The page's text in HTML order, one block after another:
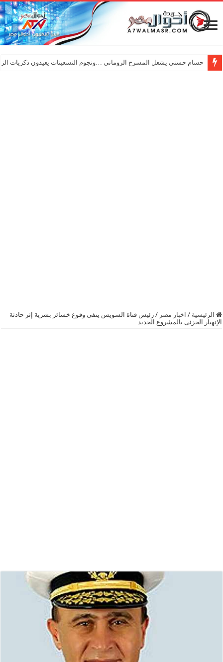
حسام حسني يشعل المسرح الروماني …ونجوم التسعينات يعيدون ذكريات
الرئيسية / اخبار مصر / رئيس ‫‏قناة السويس‬ ينفى وقوع خسائر بشرية إثر حادثة
الإنهيار الجزئى بالمشروع الجديد